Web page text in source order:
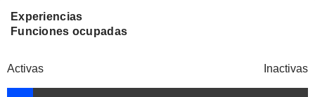
Experiencias
Funciones ocupadas
Activas Inactivas